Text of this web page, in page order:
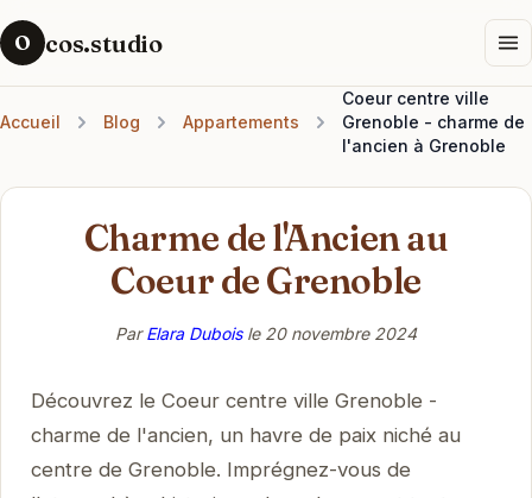
O cos.studio
Accueil Blog Appartements
Coeur centre ville
Grenoble - charme de
l'ancien à Grenoble
Charme de l'Ancien au
Coeur de Grenoble
ParElara Duboisle 20 novembre 2024
Découvrez le Coeur centre ville Grenoble -
charme de l'ancien, un havre de paix niché au
centre de Grenoble. Imprégnez-vous de